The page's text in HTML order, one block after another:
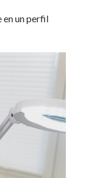
en un perfil